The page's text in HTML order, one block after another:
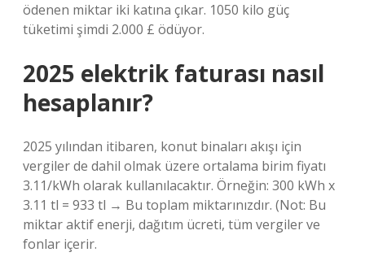
ödenen miktar iki katına çıkar. 1050 kilo güç
tüketimi şimdi 2.000 £ ödüyor.
2025 elektrik faturası nasıl
hesaplanır?
2025 yılından itibaren, konut binaları akışı için
vergiler de dahil olmak üzere ortalama birim fiyatı
3.11/kWh olarak kullanılacaktır. Örneğin: 300 kWh x
3.11 tl = 933 tl → Bu toplam miktarınızdır. (Not: Bu
miktar aktif enerji, dağıtım ücreti, tüm vergiler ve
fonlar içerir.